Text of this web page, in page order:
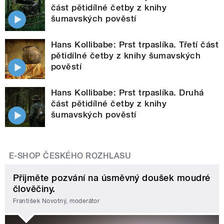
část pětidílné četby z knihy
šumavských pověstí
Hans Kollibabe: Prst trpaslíka. Třetí část
pětidílné četby z knihy šumavských
pověstí
Hans Kollibabe: Prst trpaslíka. Druhá
část pětidílné četby z knihy
šumavských pověstí
E-SHOP ČESKÉHO ROZHLASU
Přijměte pozvání na úsměvný doušek moudré
člověčiny.
František Novotný, moderátor